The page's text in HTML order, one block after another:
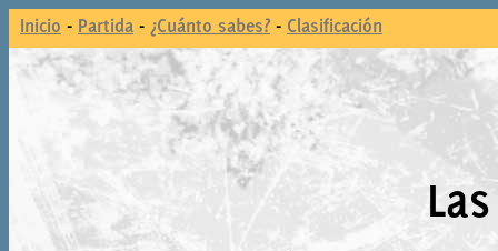
Inicio - Partida - ¿Cuánto sabes? - Clasificación